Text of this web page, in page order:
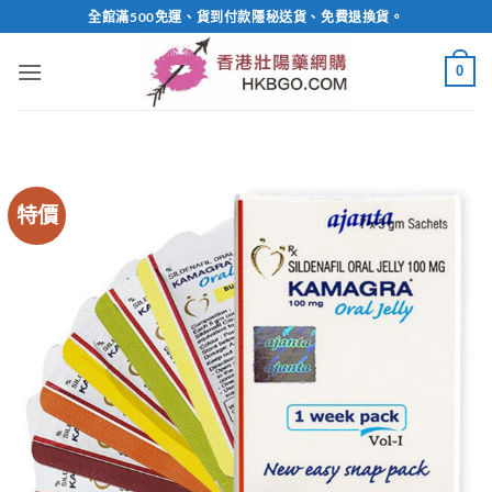
to
content
全館滿500免運、貨到付款隱秘送貨、免費退換貨。
0
特價